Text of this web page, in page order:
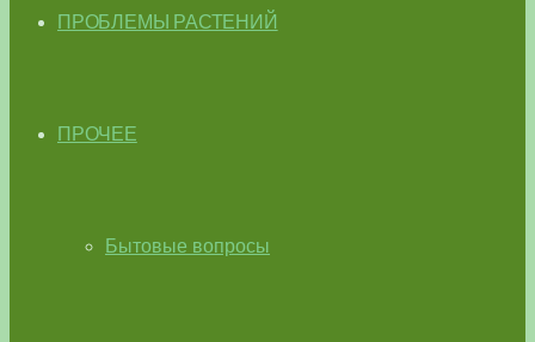
ПРОБЛЕМЫ РАСТЕНИЙ
ПРОЧЕЕ
Бытовые вопросы